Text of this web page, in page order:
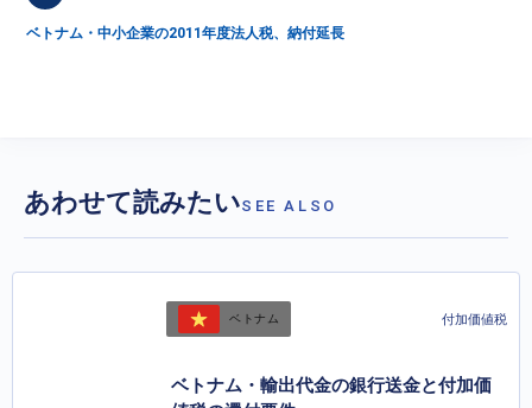
ベトナム・中小企業の2011年度法人税、納付延長
あわせて読みたいSEE ALSO
ベトナム 付加価値税
ベトナム・輸出代金の銀行送金と付加価